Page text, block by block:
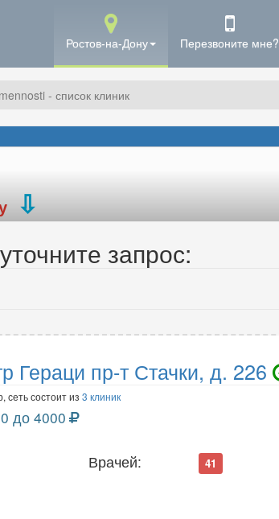
Ростов-на-Дону Перезвоните мне?
- список клиник
запрос:
Гераци пр-т Стачки, д. 226
состоит из 3 клиник
до 4000
Врачей: 41